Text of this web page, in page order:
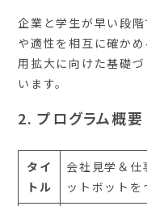
企業と学生が早い段
や適性を相互に確か
用拡大に向けた基礎
います。
2. プログラム概要
タイ
トル
会社見学＆
ットボットを